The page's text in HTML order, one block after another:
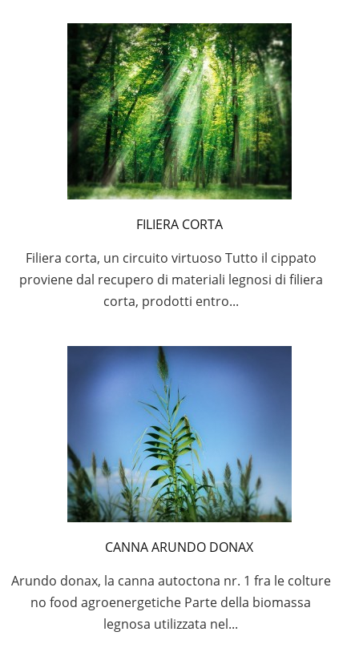
FILIERA CORTA
Filiera corta, un circuito virtuoso Tutto il cippato
proviene dal recupero di materiali legnosi di filiera
corta, prodotti entro...
CANNA ARUNDO DONAX
Arundo donax, la canna autoctona nr. 1 fra le colture
no food agroenergetiche Parte della biomassa
legnosa utilizzata nel...